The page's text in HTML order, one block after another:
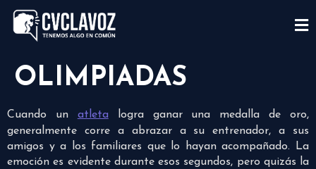
OLIMPIADAS
Cuando un atletalogra ganar una medalla de oro,
generalmente corre a abrazar a su entrenador, a sus
amigos y a los familiares que lo hayan acompañado. La
emoción es evidente durante esos segundos, pero quizás la